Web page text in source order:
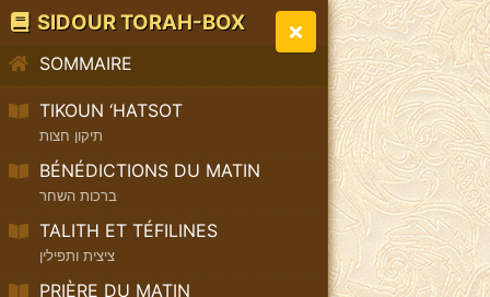
SIDOUR TORAH-BOX
SOMMAIRE
TIKOUN ‘HATSOT
תיקון חצות
BÉNÉDICTIONS DU MATIN
ברכות השחר
TALITH ET TÉFILINES
ציצית ותפילין
PRIÈRE DU MATIN